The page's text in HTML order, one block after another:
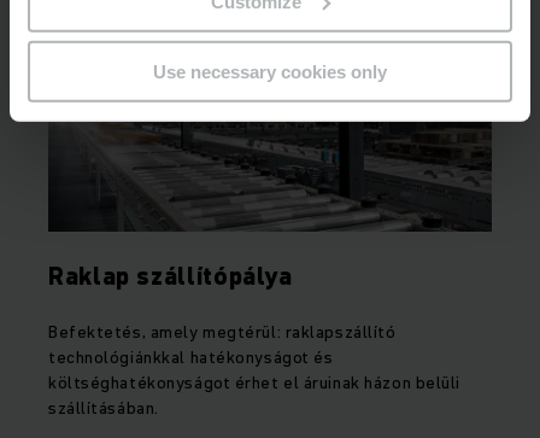
Use necessary cookies only
Raklap szállítópálya
Befektetés, amely megtérül: raklapszállító
technológiánkkal hatékonyságot és
költséghatékonyságot érhet el áruinak házon belüli
szállításában.